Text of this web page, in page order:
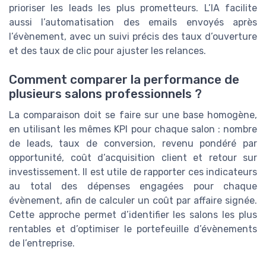
prioriser les leads les plus prometteurs. L’IA facilite
aussi l’automatisation des emails envoyés après
l’évènement, avec un suivi précis des taux d’ouverture
et des taux de clic pour ajuster les relances.
Comment comparer la performance de
plusieurs salons professionnels ?
La comparaison doit se faire sur une base homogène,
en utilisant les mêmes KPI pour chaque salon : nombre
de leads, taux de conversion, revenu pondéré par
opportunité, coût d’acquisition client et retour sur
investissement. Il est utile de rapporter ces indicateurs
au total des dépenses engagées pour chaque
évènement, afin de calculer un coût par affaire signée.
Cette approche permet d’identifier les salons les plus
rentables et d’optimiser le portefeuille d’évènements
de l’entreprise.